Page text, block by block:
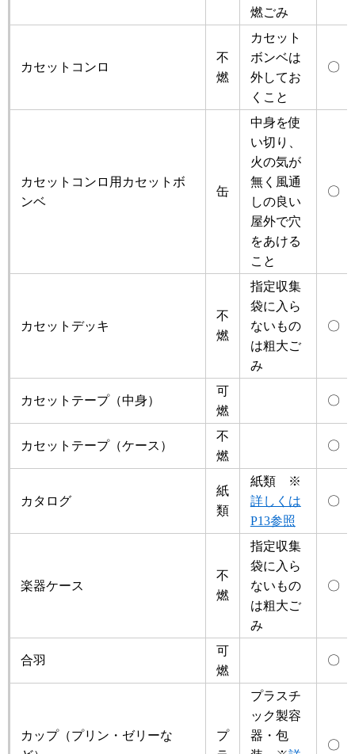
燃ごみ
カセットコンロ
不
燃
カセット
ボンベは
外してお
くこと
〇
カセットコンロ用カセットボ
ンベ
缶
中身を使
い切り、
火の気が
無く風通
しの良い
屋外で穴
をあける
こと
〇
カセットデッキ
不
燃
指定収集
袋に入ら
ないもの
は粗大ご
み
〇
カセットテープ（中身）
可
燃
〇
カセットテープ（ケース）
不
燃
〇
カタログ
紙
類
紙類 ※
詳しくは
P13参照
〇
楽器ケース
不
燃
指定収集
袋に入ら
ないもの
は粗大ご
み
〇
合羽
可
燃
〇
カップ（プリン・ゼリーな
プ
プラスチ
ック製容
器・包
〇